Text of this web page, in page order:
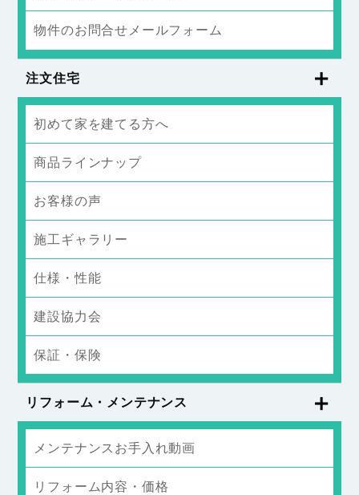
物件のお問合せメールフォーム
注文住宅
初めて家を建てる方へ
商品ラインナップ
お客様の声
施工ギャラリー
仕様・性能
建設協力会
保証・保険
リフォーム・メンテナンス
メンテナンスお手入れ動画
リフォーム内容・価格